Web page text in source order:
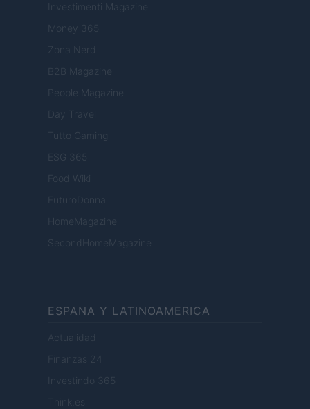
Investimenti Magazine
Money 365
Zona Nerd
B2B Magazine
People Magazine
Day Travel
Tutto Gaming
ESG 365
Food Wiki
FuturoDonna
HomeMagazine
SecondHomeMagazine
ESPANA Y LATINOAMERICA
Actualidad
Finanzas 24
Investindo 365
Think.es